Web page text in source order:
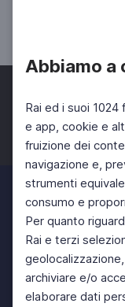
Abbiamo a
Rai ed i suoi
e app, cookie e
fruizione dei
navigazione e,
strumenti
consumo e
Per quanto
Rai e terzi
archiviare e/o
elaborare dati
Facebook